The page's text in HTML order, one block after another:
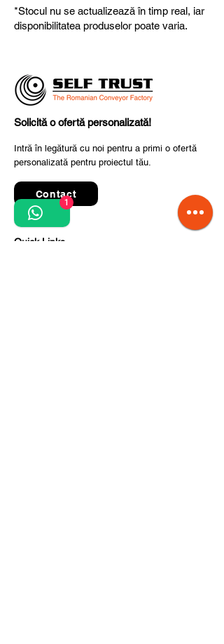
fiabilitate și performanță superioară.
*Stocul nu se actualizează în timp real, iar
disponibilitatea produselor poate varia.
Solicită o ofertă personalizată!
Intră în legătură cu noi pentru a primi o ofertă
personalizată pentru proiectul tău.
Contact
Quick Links
1